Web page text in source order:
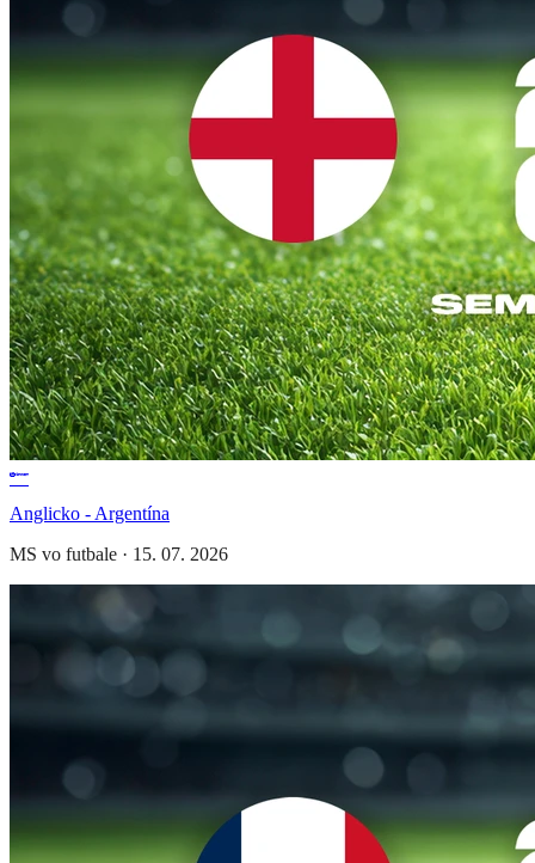
Anglicko - Argentína
MS vo futbale · 15. 07. 2026